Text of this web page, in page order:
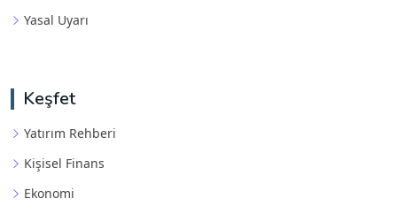
Yasal Uyarı
Keşfet
Yatırım Rehberi
Kişisel Finans
Ekonomi